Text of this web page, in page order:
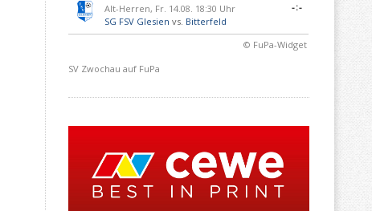
Alt-Herren, Fr. 14.08. 18:30 Uhr
SG FSV Glesien vs. Bitterfeld
-:-
© FuPa-Widget
SV Zwochau auf FuPa